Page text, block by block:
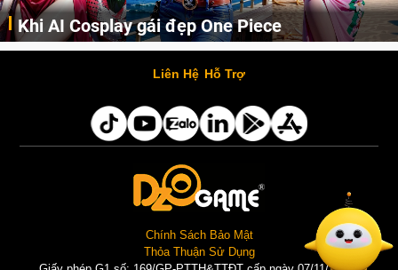
Những cô nàng nóng bỏng Boa Hancock, Nico Robin, Nami, Yamato hay Perona được AI vẽ lại dưới hình thức Cosplay cực kỳ chuẩn chỉnh.
Cosplay Xiangling siêu cute
Liên Hệ Hỗ Trợ
Chính Sách Bảo Mật
Thỏa Thuận Sử Dụng